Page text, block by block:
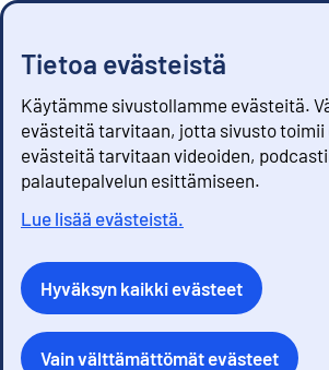
Tietoa evästeistä
Käytämme sivustollamme evästeitä.
evästeitä tarvitaan, jotta sivusto toimii
evästeitä tarvitaan videoiden,
palautepalvelun esittämiseen.
Lue lisää evästeistä.
Hyväksyn kaikki evästeet
Vain välttämättömät evästeet